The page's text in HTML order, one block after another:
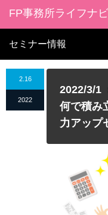
FP事務所ライフナビ
セミナー情報
2.16
2022
2022/3/1
何で積み
力アップ